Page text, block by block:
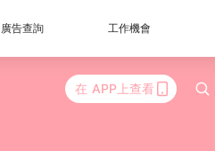
廣告查詢 工作機會
在 APP上查看